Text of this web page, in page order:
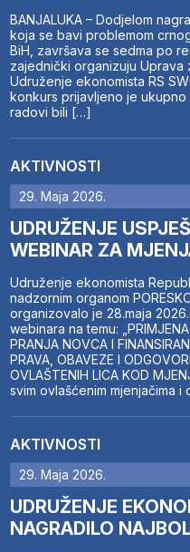
BANJALUKA – Dodjelom
koja se bavi problemom
BiH, završava se sedma po
zajednički organizuju
Udruženje ekonomista RS
konkurs prijavljeno je
radovi bili […]
AKTIVNOSTI
29. Maja 2026.
UDRUŽENJE
WEBINAR ZA
Udruženje ekonomista
nadzornim organom
organizovalo je 28.maja
webinara na temu:
PRANJA NOVCA I
PRAVA, OBAVEZE I
OVLAŠTENIH LICA KOD
svim ovlašćenim mjenjačima i
AKTIVNOSTI
29. Maja 2026.
UDRUŽENJE
NAGRADILO